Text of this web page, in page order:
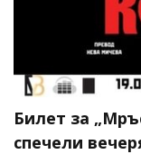
Билет за
спечели